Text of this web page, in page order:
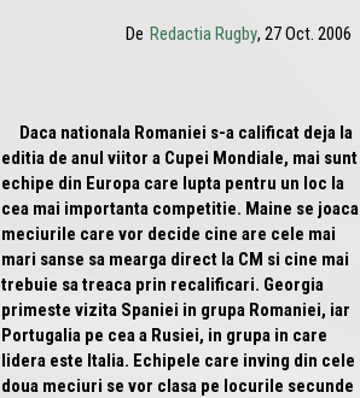
De Redactia Rugby, 27 Oct. 2006
Daca nationala Romaniei s-a calificat deja la
editia de anul viitor a Cupei Mondiale, mai sunt
echipe din Europa care lupta pentru un loc la
cea mai importanta competitie. Maine se joaca
meciurile care vor decide cine are cele mai
mari sanse sa mearga direct la CM si cine mai
trebuie sa treaca prin recalificari. Georgia
primeste vizita Spaniei in grupa Romaniei, iar
Portugalia pe cea a Rusiei, in grupa in care
lidera este Italia. Echipele care inving din cele
doua meciuri se vor clasa pe locurile secunde